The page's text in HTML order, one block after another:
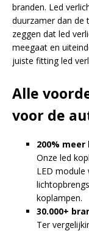
Blog
Over ons
Ervaringen
Gratis lichtplan
Klantenservice
0597-234500
+31611204496
Bekijk alles
branden. Led
duurzamer dan de
zeggen dat led
meegaat en
juiste fitting led
Alle
voor de
200%
Onze led
LED
koplampen.
30.000+
Ter